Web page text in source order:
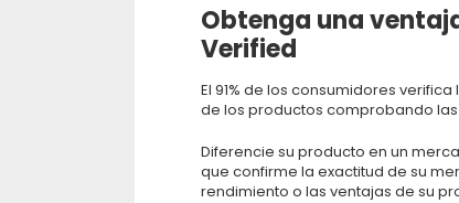
Obtenga una
Verified
El 91% de los consumidores
de los productos comprobando
Diferencie su producto en un
que confirme la exactitud de su
rendimiento o las ventajas de su